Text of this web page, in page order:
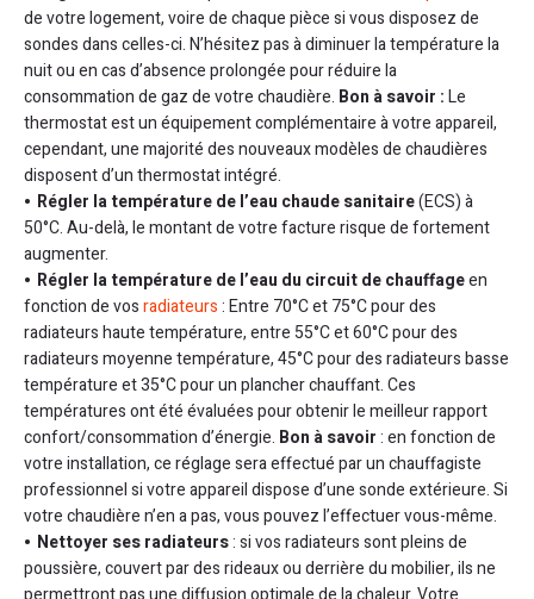
de votre logement, voire de chaque pièce si vous disposez de
sondes dans celles-ci. N’hésitez pas à diminuer la température la
nuit ou en cas d’absence prolongée pour réduire la
consommation de gaz de votre chaudière. Bon à savoir :Le
thermostat est un équipement complémentaire à votre appareil,
cependant, une majorité des nouveaux modèles de chaudières
disposent d’un thermostat intégré.
Régler la température de l’eau chaude sanitaire(ECS) à
50°C. Au-delà, le montant de votre facture risque de fortement
augmenter.
Régler la température de l’eau du circuit de chauffageen
fonction de vosradiateurs: Entre 70°C et 75°C pour des
radiateurs haute température, entre 55°C et 60°C pour des
radiateurs moyenne température, 45°C pour des radiateurs basse
température et 35°C pour un plancher chauffant. Ces
températures ont été évaluées pour obtenir le meilleur rapport
confort/consommation d’énergie. Bon à savoir: en fonction de
votre installation, ce réglage sera effectué par un chauffagiste
professionnel si votre appareil dispose d’une sonde extérieure. Si
votre chaudière n’en a pas, vous pouvez l’effectuer vous-même.
Nettoyer ses radiateurs: si vos radiateurs sont pleins de
poussière, couvert par des rideaux ou derrière du mobilier, ils ne